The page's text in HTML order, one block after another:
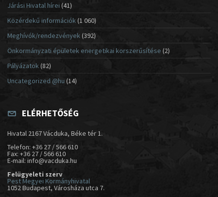
Járási Hivatal hírei (41)
Közérdekű információk(1 060)
Meghívók/rendezvények (392)
Önkormányzati épületek energetikai korszerűsítése (2)
Pályázatok (82)
Uncategorized @hu (14)
ELÉRHETŐSÉG
Hivatal 2167 Vácduka, Béke tér 1.
Telefon: +36 27 / 566 610
Fax: +36 27 / 566 610
E-mail: info@vacduka.hu
Felügyeleti szerv
Pest Megyei Kormányhivatal
1052 Budapest, Városháza utca 7.